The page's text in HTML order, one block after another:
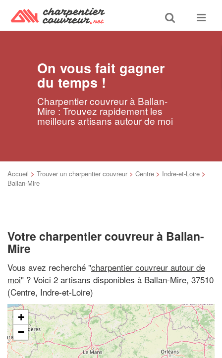
Toggle
search
Toggle
On vous fait gagner
du temps !
Charpentier couvreur à Ballan-
Mire : Trouvez rapidement les
meilleurs artisans autour de moi
Accueil > Trouver un charpentier couvreur > Centre > Indre-et-Loire >
Ballan-Mire
Votre charpentier couvreur à Ballan-
Mire
Vous avez recherché "charpentier couvreur autour de
moi" ? Voici 2 artisans disponibles à Ballan-Mire, 37510
(Centre, Indre-et-Loire)
+
−